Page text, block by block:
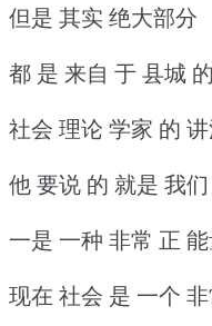
但是 其实 绝大部分
都 是 来自 于 县城
社会 理论 学家 的
他 要说 的 就是 我
一是 一种 非常 正
现在 社会 是 一个